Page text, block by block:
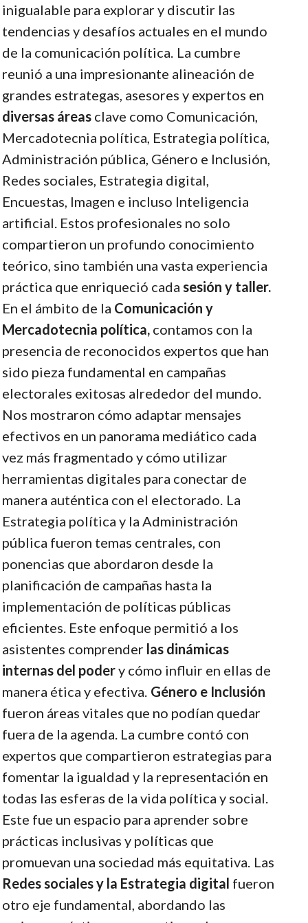
inigualable para explorar y discutir las
tendencias y desafíos actuales en el mundo
de la comunicación política. La cumbre
reunió a una impresionante alineación de
grandes estrategas, asesores y expertos en
diversas áreasclave como Comunicación,
Mercadotecnia política, Estrategia política,
Administración pública, Género e Inclusión,
Redes sociales, Estrategia digital,
Encuestas, Imagen e incluso Inteligencia
artificial. Estos profesionales no solo
compartieron un profundo conocimiento
teórico, sino también una vasta experiencia
práctica que enriqueció cada sesión y taller.
En el ámbito de la Comunicación y
Mercadotecnia política,contamos con la
presencia de reconocidos expertos que han
sido pieza fundamental en campañas
electorales exitosas alrededor del mundo.
Nos mostraron cómo adaptar mensajes
efectivos en un panorama mediático cada
vez más fragmentado y cómo utilizar
herramientas digitales para conectar de
manera auténtica con el electorado. La
Estrategia política y la Administración
pública fueron temas centrales, con
ponencias que abordaron desde la
planificación de campañas hasta la
implementación de políticas públicas
eficientes. Este enfoque permitió a los
asistentes comprender las dinámicas
internas del podery cómo influir en ellas de
manera ética y efectiva. Género e Inclusión
fueron áreas vitales que no podían quedar
fuera de la agenda. La cumbre contó con
expertos que compartieron estrategias para
fomentar la igualdad y la representación en
todas las esferas de la vida política y social.
Este fue un espacio para aprender sobre
prácticas inclusivas y políticas que
promuevan una sociedad más equitativa. Las
Redes sociales y la Estrategia digital fueron
otro eje fundamental, abordando las